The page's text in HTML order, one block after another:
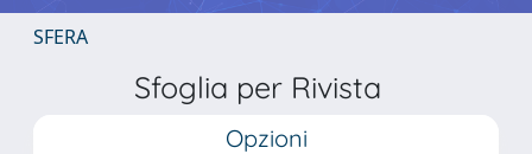
SFERA
Sfoglia per Rivista
Opzioni